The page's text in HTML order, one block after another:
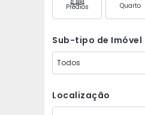
Prédios Quarto
Sub-tipo de Imóvel
Todos
Localização